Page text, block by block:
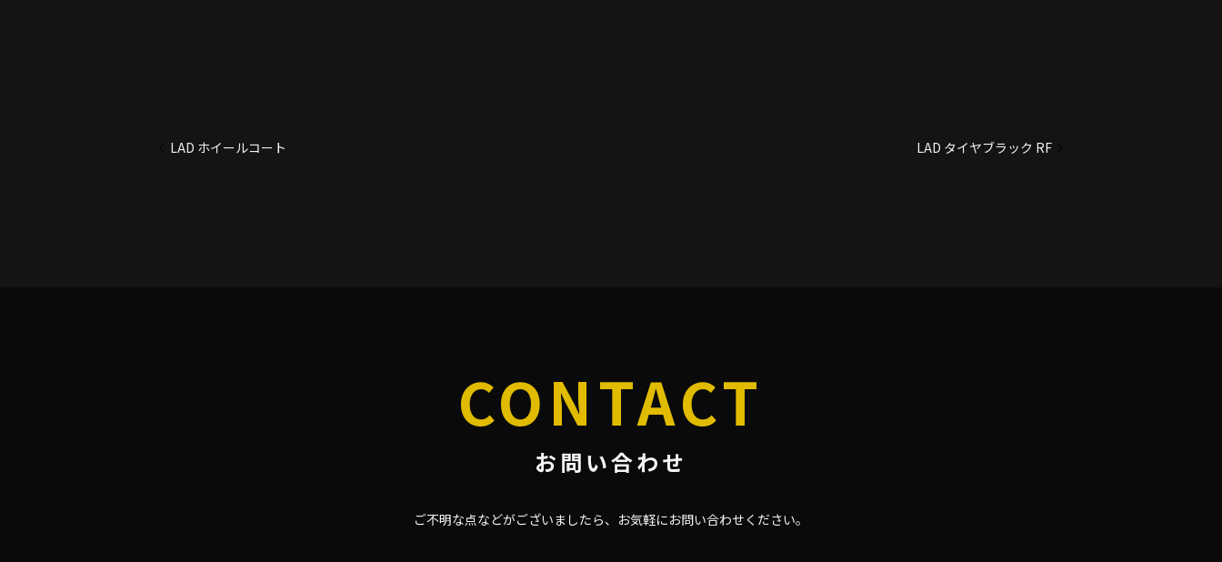
LAD ホイールコート LAD タイヤブラック RF
CONTACT
お問い合わせ
ご不明な点などがございましたら、 お気軽にお問い合わせください。